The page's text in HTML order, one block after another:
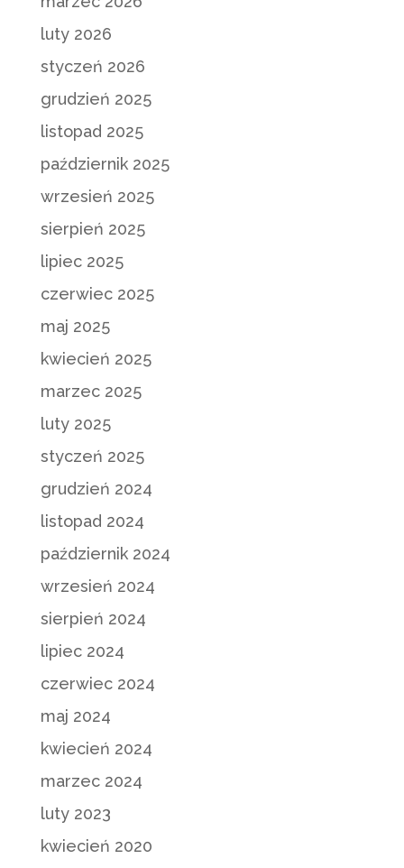
luty 2026
styczeń 2026
grudzień 2025
listopad 2025
październik 2025
wrzesień 2025
sierpień 2025
lipiec 2025
czerwiec 2025
maj 2025
kwiecień 2025
marzec 2025
luty 2025
styczeń 2025
grudzień 2024
listopad 2024
październik 2024
wrzesień 2024
sierpień 2024
lipiec 2024
czerwiec 2024
maj 2024
kwiecień 2024
marzec 2024
luty 2023
kwiecień 2020